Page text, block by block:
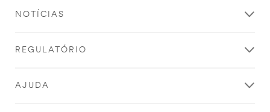
NOTÍCIAS
REGULATÓRIO
AJUDA